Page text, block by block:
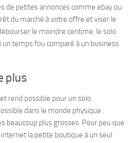
de petites annonces comme ebay ou
du marché à votre offre et viser le
le moindre centime, le solo
temps fou comparé à un business
plus
rend possible pour un solo
dans le monde physique :
beaucoup plus grosses. Pour peu que
la petite boutique à un seul